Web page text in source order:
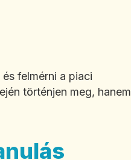
felmérni a piaci
történjen meg, hanem